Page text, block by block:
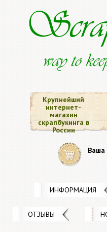
Крупнейший
интернет-
магазин
скрапбукинга в
России
Ваша
ИНФОРМАЦИЯ
ОТЗЫВЫ